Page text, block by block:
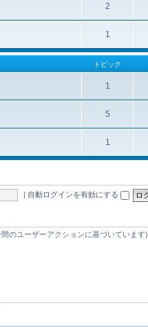
2
1
トピック
1
5
1
| 自動ログインを有効にする
のユーザーアクションに基づいています)